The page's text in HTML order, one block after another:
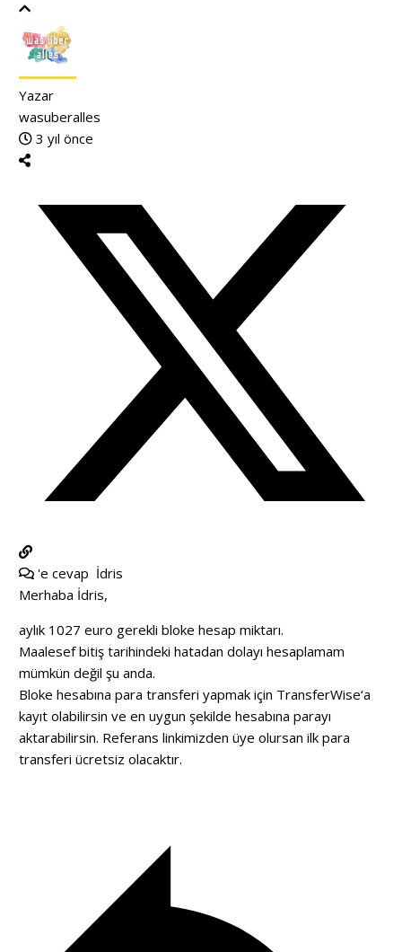
Yazar
wasuberalles
3 yıl önce
'e cevap İdris
Merhaba İdris,
aylık 1027 euro gerekli bloke hesap miktarı.
Maalesef bitiş tarihindeki hatadan dolayı hesaplamam
mümkün değil şu anda.
Bloke hesabına para transferi yapmak için TransferWise‘a
kayıt olabilirsin ve en uygun şekilde hesabına parayı
aktarabilirsin. Referans linkimizden üye olursan ilk para
transferi ücretsiz olacaktır.